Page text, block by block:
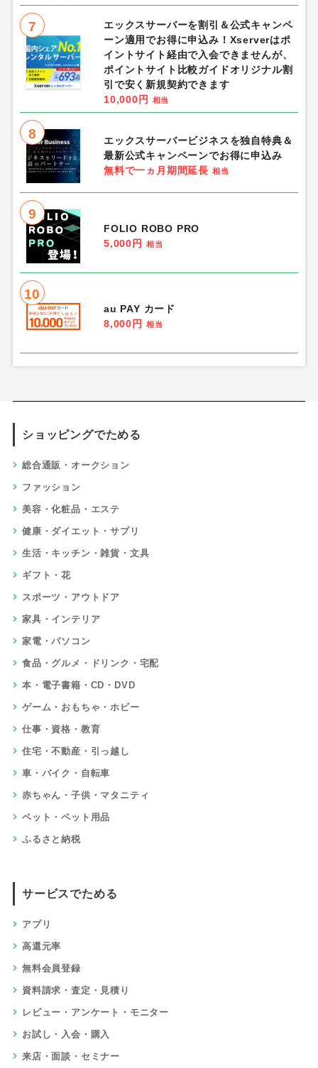
7
エックスサーバーを割引＆公式キャンペ
ーン適用でお得に申込み！Xserverはポ
イントサイト経由で入会できませんが、
ポイントサイト比較ガイドオリジナル割
引で安く新規契約できます
10,000円
相当
8
エックスサーバービジネスを独自特典＆
最新公式キャンペーンでお得に申込み
無料で一ヵ月期間延長 相当
9
FOLIO ROBO PRO
5,000円
相当
10
au PAY カード
8,000円
相当
ショッピングでためる
総合通販・オークション
ファッション
美容・化粧品・エステ
健康・ダイエット・サプリ
生活・キッチン・雑貨・文具
ギフト・花
スポーツ・アウトドア
家具・インテリア
家電・パソコン
食品・グルメ・ドリンク・宅配
本・電子書籍・CD・DVD
ゲーム・おもちゃ・ホビー
仕事・資格・教育
住宅・不動産・引っ越し
車・バイク・自転車
赤ちゃん・子供・マタニティ
ペット・ペット用品
ふるさと納税
サービスでためる
アプリ
高還元率
無料会員登録
資料請求・査定・見積り
レビュー・アンケート・モニター
お試し・入会・購入
来店・面談・セミナー